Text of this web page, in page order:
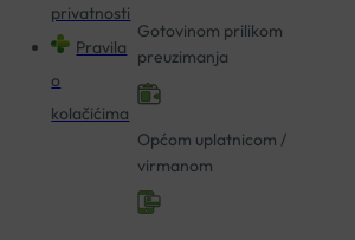
privatnosti
Pravila
o
kolačićima
Gotovinom prilikom
preuzimanja
Općom uplatnicom /
virmanom